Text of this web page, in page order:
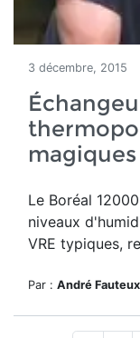
3 décembre, 2015
magiques
Le Boréal
niveaux
VRE typiques,
Par : André Fauteux